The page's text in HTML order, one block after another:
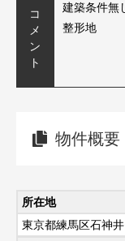
コ
メ
ン
ト
建築条件無
整形地
物件概要
所在地
東京都練馬区石神